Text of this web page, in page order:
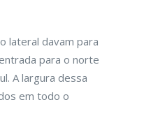
lateral davam para
para o norte
A largura dessa
em todo o